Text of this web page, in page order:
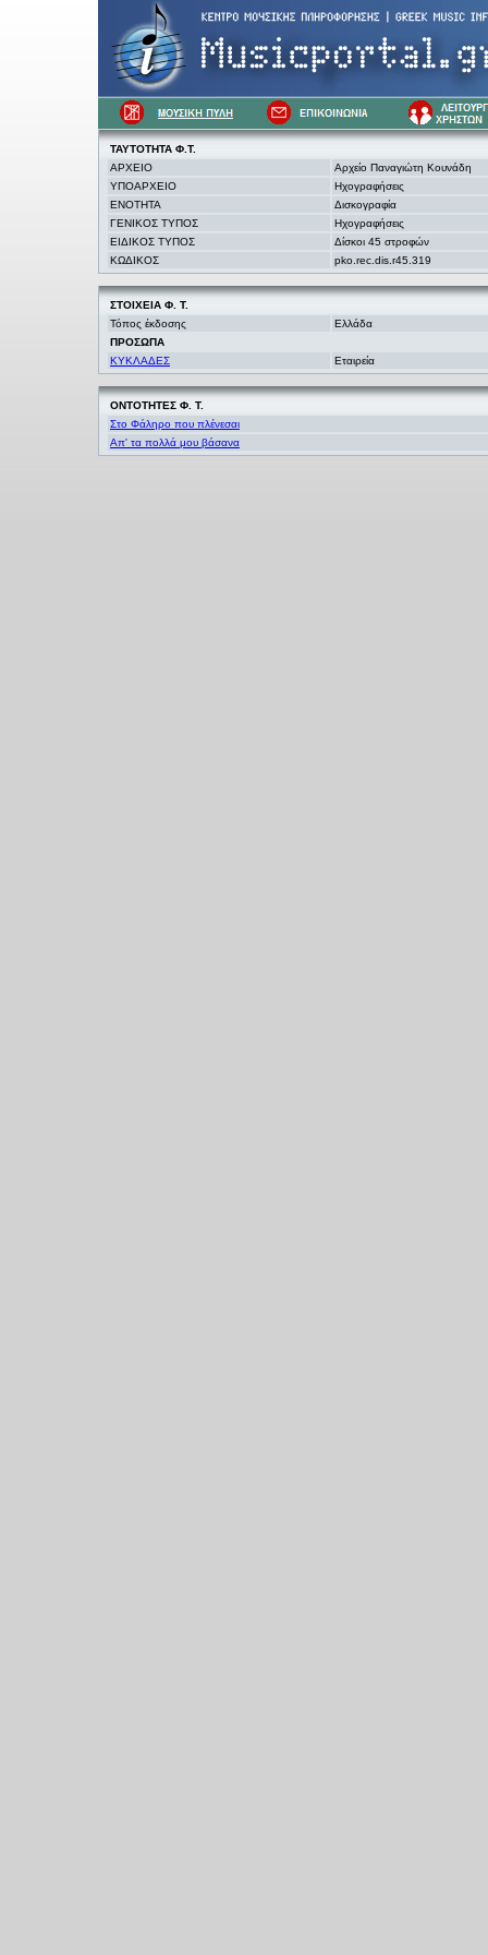
ΤΑΥΤΟΤΗΤΑ Φ.Τ.
ΑΡΧΕΙΟ
Αρχείο Παναγιώτη Κουνάδη
ΥΠΟΑΡΧΕΙΟ
Ηχογραφήσεις
ΕΝΟΤΗΤΑ
Δισκογραφία
ΓΕΝΙΚΟΣ ΤΥΠΟΣ
Ηχογραφήσεις
ΕΙΔΙΚΟΣ ΤΥΠΟΣ
Δίσκοι 45 στροφών
ΚΩΔΙΚΟΣ
pko.rec.dis.r45.319
ΣΤΟΙΧΕΙΑ Φ. Τ.
Τόπος έκδοσης
Ελλάδα
ΠΡΟΣΩΠΑ
ΚΥΚΛΑΔΕΣ
Εταιρεία
ΟΝΤΟΤΗΤΕΣ Φ. Τ.
Στο Φάληρο που πλένεσαι
Απ' τα πολλά μου βάσανα